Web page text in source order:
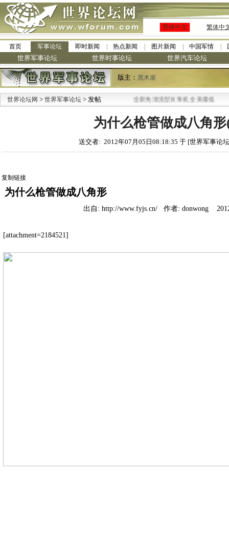
简体中文 繁体中
首页 军事论坛 即时新闻 热点新闻 图片新闻 中国军情
世界军事论坛 世界时事论坛 世界汽车论坛
版主： 黑木崖
世界论坛网 > 世界军事论坛 > 发帖 九阳全新免清洗型豆浆机 全美最低
为什么枪管做成八角
送交者: 2012年07月05日08:18:35 于 [世界军事论
复制链接
为什么枪管做成八角形
出自: http://www.fyjs.cn/ 作者: donwong
[attachment=2184521]